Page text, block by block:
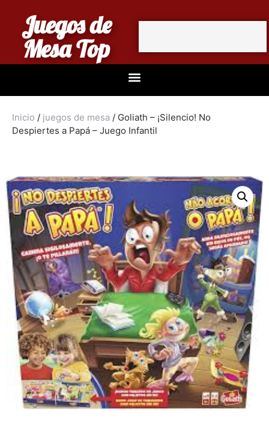
Juegos de
Mesa Top
Inicio / juegos de mesa / Goliath – ¡Silencio! No
Despiertes a Papá – Juego Infantil